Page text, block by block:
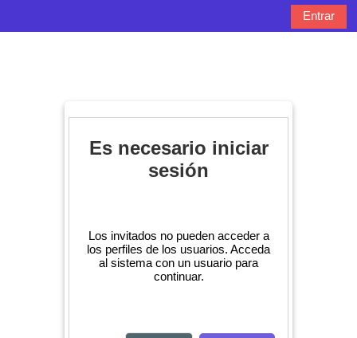
Entrar
Es necesario iniciar
sesión
Los invitados no pueden acceder a
los perfiles de los usuarios. Acceda
al sistema con un usuario para
continuar.